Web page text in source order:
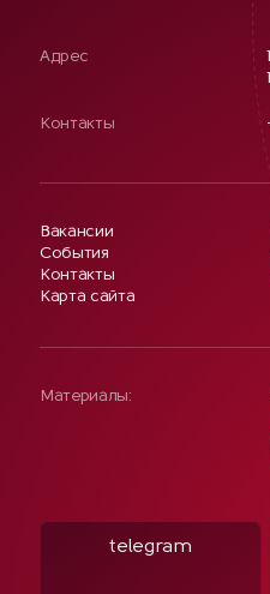
Адрес
Контакты
Вакансии
События
Контакты
Карта сайта
Материалы:
telegram